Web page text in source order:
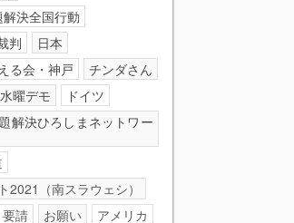
決全国行動
判
日本
る会・神戸
チンダさん
水曜デモ
ドイツ
解決ひろしまネットワー
2021（南スラウェシ）
要請 お願い
アメリカ